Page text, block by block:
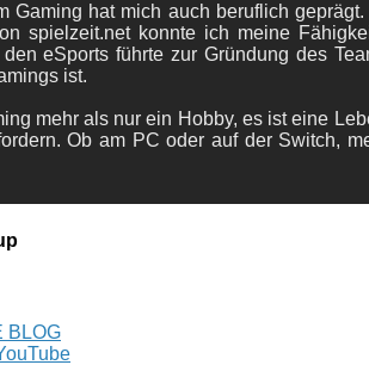
Gaming hat mich auch beruflich
spielzeit.net konnte ich meine
den eSports führte zur Gründung des
ist.
mehr als nur ein Hobby, es ist eine
Ob am PC oder auf der Switch,
BLOG